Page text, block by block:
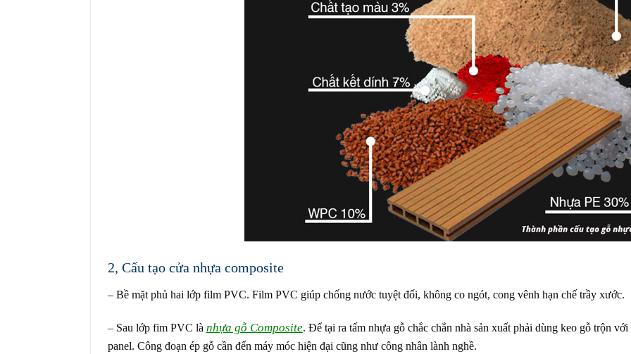
2, Cấu tạo cửa nhựa composite
– Bề mặt phủ hai lớp film PVC. Film PVC giúp chống nước tuyệt đối, không co ngót, cong vênh hạn chế trầy xước.
– Sau lớp fim PVC là nhựa gỗ Composite. Để tại ra tấm nhựa gỗ chắc chắn nhà sản xuất phải dùng keo gỗ trộn
panel. Công đoạn ép gỗ cần đến máy móc hiện đại cũng như công nhân lành nghề.